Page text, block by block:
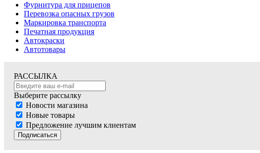
Фурнитура для прицепов
Перевозка опасных грузов
Маркировка транспорта
Печатная продукция
Автокраски
Автотовары
РАССЫЛКА
Выберите рассылку
Новости магазина
Новые товары
Предложение лучшим клиентам
Подписаться